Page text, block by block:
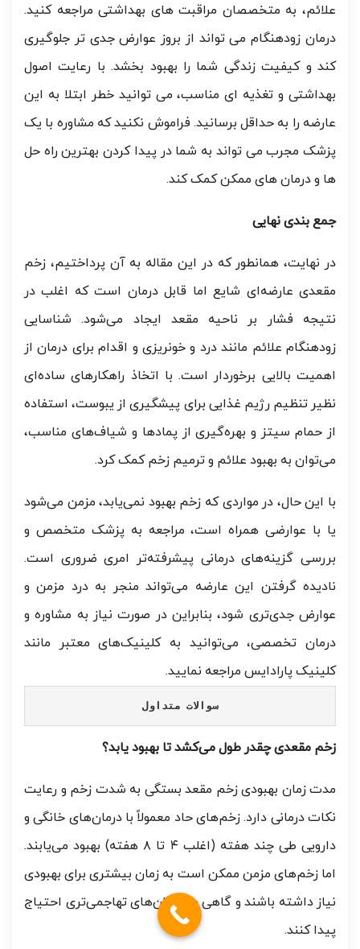
علائم، به متخصصان مراقبت های بهداشتی مراجعه کنید.
درمان زودهنگام می تواند از بروز عوارض جدی تر جلوگیری
کند و کیفیت زندگی شما را بهبود بخشد. با رعایت اصول
بهداشتی و تغذیه ای مناسب، می توانید خطر ابتلا به این
عارضه را به حداقل برسانید. فراموش نکنید که مشاوره با یک
پزشک مجرب می تواند به شما در پیدا کردن بهترین راه حل
ها و درمان های ممکن کمک کند.
جمع بندی نهایی
در نهایت، همانطور که در این مقاله به آن پرداختیم، زخم
مقعدی عارضه‌ای شایع اما قابل درمان است که اغلب در
نتیجه فشار بر ناحیه مقعد ایجاد می‌شود. شناسایی
زودهنگام علائم مانند درد و خونریزی و اقدام برای درمان از
اهمیت بالایی برخوردار است. با اتخاذ راهکارهای ساده‌ای
نظیر تنظیم رژیم غذایی برای پیشگیری از یبوست، استفاده
از حمام سیتز و بهره‌گیری از پمادها و شیاف‌های مناسب،
می‌توان به بهبود علائم و ترمیم زخم کمک کرد.
با این حال، در مواردی که زخم بهبود نمی‌یابد، مزمن می‌شود
یا با عوارضی همراه است، مراجعه به پزشک متخصص و
بررسی گزینه‌های درمانی پیشرفته‌تر امری ضروری است.
نادیده گرفتن این عارضه می‌تواند منجر به درد مزمن و
عوارض جدی‌تری شود، بنابراین در صورت نیاز به مشاوره و
درمان تخصصی، می‌توانید به کلینیک‌های معتبر مانند
کلینیک پارادایس مراجعه نمایید.
سوالات متداول
زخم مقعدی چقدر طول می‌کشد تا بهبود یابد؟
مدت زمان بهبودی زخم مقعد بستگی به شدت زخم و رعایت
نکات درمانی دارد. زخم‌های حاد معمولاً با درمان‌های خانگی و
دارویی طی چند هفته (اغلب ۴ تا ۸ هفته) بهبود می‌یابند.
اما زخم‌های مزمن ممکن است به زمان بیشتری برای بهبودی
نیاز داشته باشند و گاهی به درمان‌های تهاجمی‌تری احتیاج
پیدا کنند.